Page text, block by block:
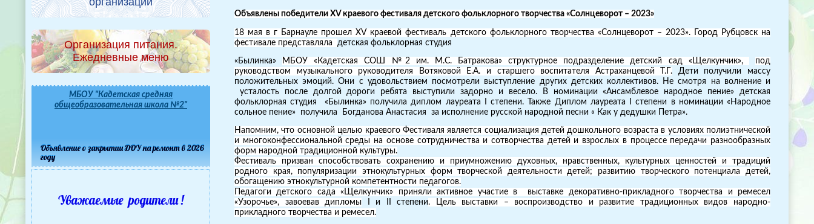
Организация питания.
Ежедневные меню
МБОУ "Кадетская средняя
общеобразовательная школа №2"
Объявление о закрытии ДОУ на ремонт в 2026
году
Уважаемые родители !
Объявлены победители XV краевого фестиваля детского фольклорного творчества «Солнцеворот – 2023»
18 мая в г Барнауле прошел XV краевой фестиваль детского фольклорного творчества «Солнцеворот – 2023». Город Рубцовск на
фестивале представляла детская фольклорная студия
«Былинка» МБОУ «Кадетская СОШ №2 им. М.С. Батракова» структурное подразделение детский сад «Щелкунчик»,
под
руководством музыкального руководителя Вотяковой Е.А. и старшего воспитателя Астраханцевой Т.Г. Дети получили массу
положительных эмоций. Они с удовольствием посмотрели выступление других детских коллективов. Не смотря на волнение и
усталость после долгой дороги ребята выступили задорно и весело. В номинации «Ансамблевое народное пение» детская
фольклорная студия «Былинка» получила диплом лауреата I степени. Также Диплом лауреата I степени в номинации «Народное
сольное пение» получила Богданова Анастасия за исполнение русской народной песни « Как у дедушки Петра».
Напомним, что основной целью краевого Фестиваля является социализация детей дошкольного возраста в условиях полиэтнической
и многоконфессиональной среды на основе сотрудничества и сотворчества детей и взрослых в процессе передачи разнообразных
форм народной традиционной культуры.
Фестиваль призван способствовать сохранению и приумножению духовных, нравственных, культурных ценностей и традиций
родного края, популяризации этнокультурных форм творческой деятельности детей; развитию творческого потенциала детей,
обогащению этнокультурной компетентности педагогов.
Педагоги детского сада «Щелкунчик» приняли активное участие в выставке декоративно-прикладного творчества и ремесел
«Узорочье», завоевав дипломы I и II степени.
Цель выставки – воспроизводство и развитие традиционных видов народно-
прикладного творчества и ремесел.